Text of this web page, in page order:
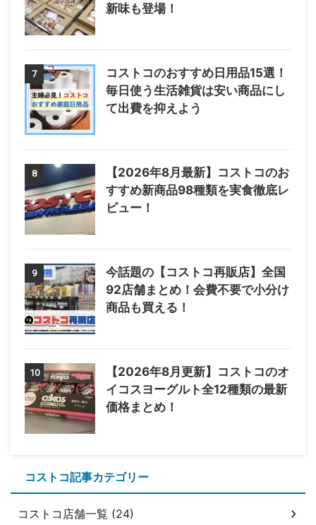
新味も登場！
7
コストコのおすすめ日用品15選！
毎日使う生活雑貨は安い商品にし
て出費を抑えよう
8
【2026年8月最新】コストコのお
すすめ新商品98種類を実食徹底レ
ビュー！
9
今話題の【コストコ再販店】全国
92店舗まとめ！会費不要で小分け
商品も買える！
10
【2026年8月更新】コストコのオ
イコスヨーグルト全12種類の最新
価格まとめ！
コストコ記事カテゴリー
コストコ店舗一覧 (24)